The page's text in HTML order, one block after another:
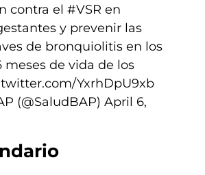
contra el #VSR en
y prevenir las
de bronquiolitis en los
meses de vida de los
YxrhDpU9xb
(@SaludBAP) April 6,